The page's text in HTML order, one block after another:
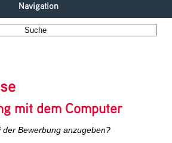
Navigation
mit dem Computer
der Bewerbung anzugeben?